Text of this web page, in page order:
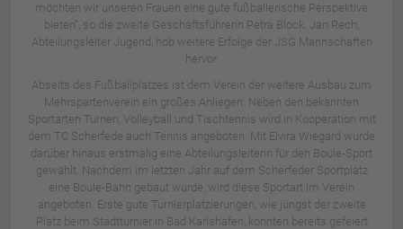
möchten wir unseren Frauen eine gute fußballerische Perspektive
bieten“, so die zweite Geschäftsführerin Petra Block. Jan Rech,
Abteilungsleiter Jugend, hob weitere Erfolge der JSG Mannschaften
hervor.
Abseits des Fußballplatzes ist dem Verein der weitere Ausbau zum
Mehrspartenverein ein großes Anliegen: Neben den bekannten
Sportarten Turnen, Volleyball und Tischtennis wird in Kooperation mit
dem TC Scherfede auch Tennis angeboten. Mit Elvira Wiegard wurde
darüber hinaus erstmalig eine Abteilungsleiterin für den Boule-Sport
gewählt. Nachdem im letzten Jahr auf dem Scherfeder Sportplatz
eine Boule-Bahn gebaut wurde, wird diese Sportart im Verein
angeboten. Erste gute Turnierplatzierungen, wie jüngst der zweite
Platz beim Stadtturnier in Bad Karlshafen, konnten bereits gefeiert